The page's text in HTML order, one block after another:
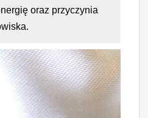
oraz przyczynia